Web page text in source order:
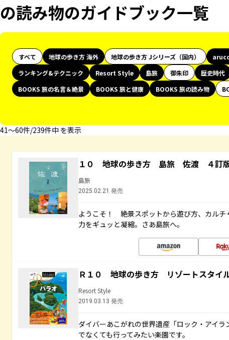
の読み物のガイドブック一覧
すべて 地球の歩き方 海外 地球の歩き方 Jシリーズ（国内）
ランキング&テクニック
Resort Style 島旅 御朱印 歴史時代
BOOKS 旅の名言＆絶景
BOOKS 旅と健康 BOOKS 旅の読み物
41〜60件/239件中 を表示
１０ 地球の歩き方 島旅 佐渡 ４訂
島旅
2025.02.21 発売
ようこそ！ 絶景スポットから遊び方、カルチ
力をギュッと凝縮。さあ島旅へ。
Ｒ１０ 地球の歩き方 リゾートスタイ
Resort Style
2019.03.13 発売
ダイバーあこがれの世界遺産「ロック・アイ
でなくても行ってみたい楽園です。